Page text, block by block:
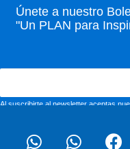
Únete a nuestro
"Un PLAN para
Al suscribirte al newsletter aceptas